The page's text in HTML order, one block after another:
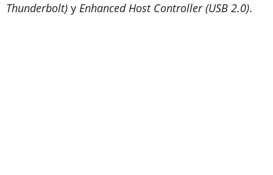
Thunderbolt) y Enhanced Host Controller (USB 2.0).